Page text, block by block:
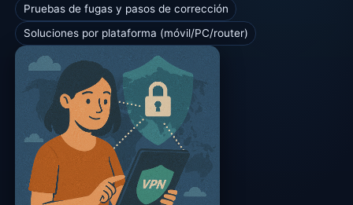
Pruebas de fugas y pasos de corrección
Soluciones por plataforma (móvil/PC/router)